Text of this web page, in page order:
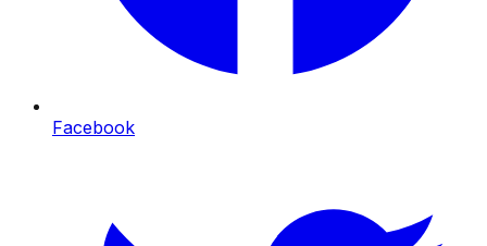
Facebook